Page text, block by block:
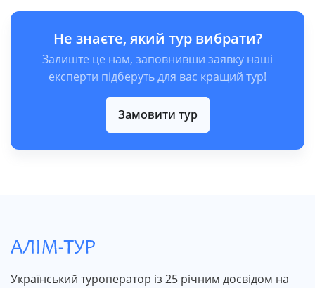
Не знаєте, який тур вибрати?
Залиште це нам, заповнивши заявку наші
експерти підберуть для вас кращий тур!
Замовити тур
Український туроператор із 25 річним досвідом на